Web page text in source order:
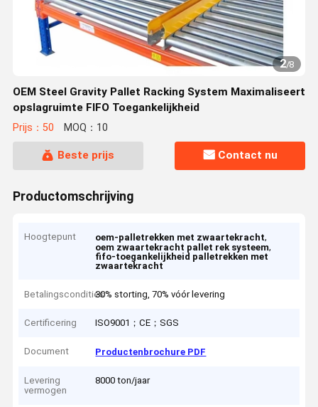
2/8
OEM Steel Gravity Pallet Racking System Maximaliseert
opslagruimte FIFO Toegankelijkheid
Prijs：50 MOQ：10
Beste prijs Contact nu
Productomschrijving
Hoogtepunt oem-palletrekken met zwaartekracht,
oem zwaartekracht pallet rek systeem,
fifo-toegankelijkheid palletrekken met
zwaartekracht
Betalingscondities30% storting, 70% vóór levering
Certificering ISO9001；CE；SGS
Document Productenbrochure PDF
Levering
vermogen
8000 ton/jaar